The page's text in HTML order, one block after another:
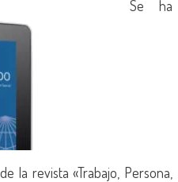
Se ha
la revista «Trabajo, Persona,